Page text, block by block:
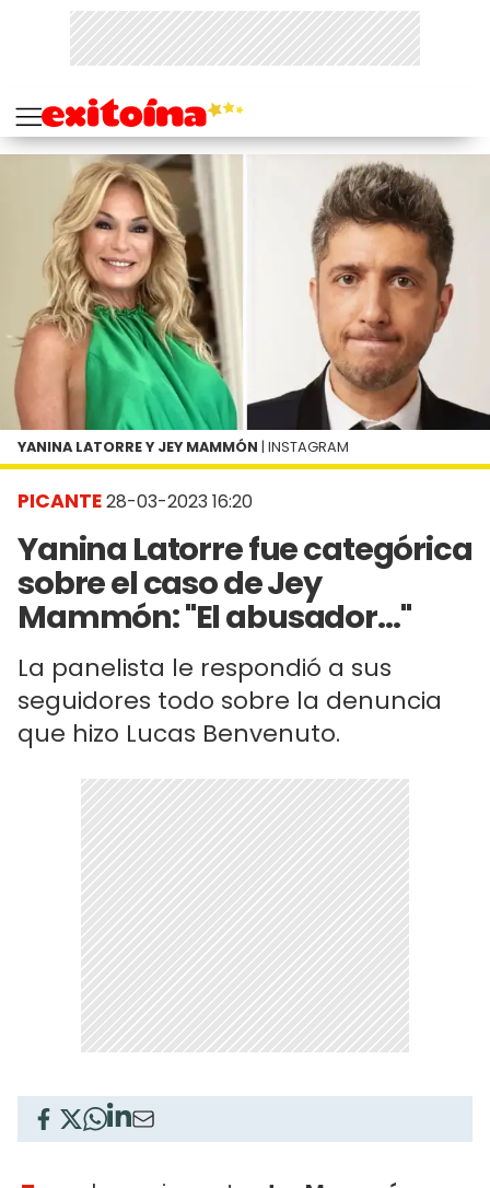
PICANTE28-03-2023 16:20
Yanina Latorre fue categórica
sobre el caso de Jey
Mammón: "El abusador..."
La panelista le respondió a sus
seguidores todo sobre la denuncia
que hizo Lucas Benvenuto.
YANINA LATORRE Y JEY MAMMÓN | INSTAGRAM